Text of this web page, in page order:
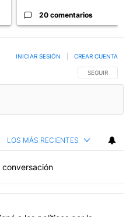
20 comentarios
SIGA ESTA
SEGUIR
INICIAR SESIÓN CREAR CUENTA
LOS MÁS RECIENTES
conversación
con más comentarios en los